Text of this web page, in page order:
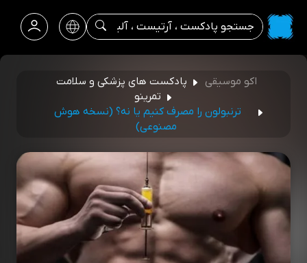
اکو موسیقی
پادکست های پزشکی و سلامت
تمرینو
ترنبولون را مصرف کنیم یا نه؟ (نسخه هوش
مصنوعی)